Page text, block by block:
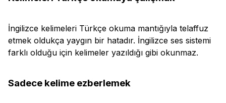
İngilizce kelimeleri Türkçe okuma mantığıyla telaffuz
etmek oldukça yaygın bir hatadır. İngilizce ses sistemi
farklı olduğu için kelimeler yazıldığı gibi okunmaz.
Sadece kelime ezberlemek